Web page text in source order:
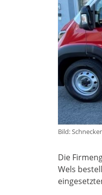
Bild:
Die
Wels